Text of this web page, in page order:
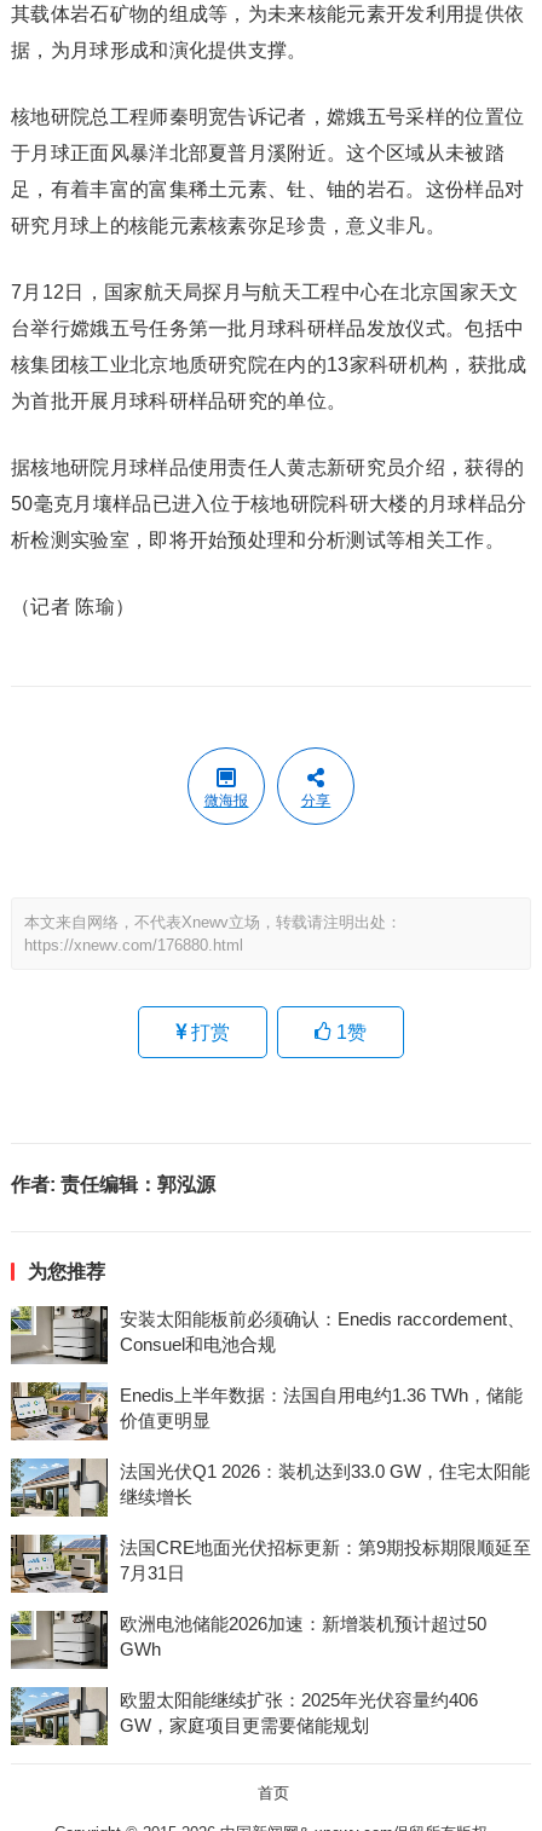
其载体岩石矿物的组成等，为未来核能元素开发利用提供依
据，为月球形成和演化提供支撑。
核地研院总工程师秦明宽告诉记者，嫦娥五号采样的位置位
于月球正面风暴洋北部夏普月溪附近。这个区域从未被踏
足，有着丰富的富集稀土元素、钍、铀的岩石。这份样品对
研究月球上的核能元素核素弥足珍贵，意义非凡。
7月12日，国家航天局探月与航天工程中心在北京国家天文
台举行嫦娥五号任务第一批月球科研样品发放仪式。包括中
核集团核工业北京地质研究院在内的13家科研机构，获批成
为首批开展月球科研样品研究的单位。
据核地研院月球样品使用责任人黄志新研究员介绍，获得的
50毫克月壤样品已进入位于核地研院科研大楼的月球样品分
析检测实验室，即将开始预处理和分析测试等相关工作。
（记者 陈瑜）
微海报 分享
本文来自网络，不代表Xnewv立场，转载请注明出处：
https://xnewv.com/176880.html
打赏 1赞
作者: 责任编辑：郭泓源
为您推荐
安装太阳能板前必须确认：Enedis raccordement、
Consuel和电池合规
Enedis上半年数据：法国自用电约1.36 TWh，储能
价值更明显
法国光伏Q1 2026：装机达到33.0 GW，住宅太阳能
继续增长
法国CRE地面光伏招标更新：第9期投标期限顺延至
7月31日
欧洲电池储能2026加速：新增装机预计超过50
GWh
欧盟太阳能继续扩张：2025年光伏容量约406
GW，家庭项目更需要储能规划
首页